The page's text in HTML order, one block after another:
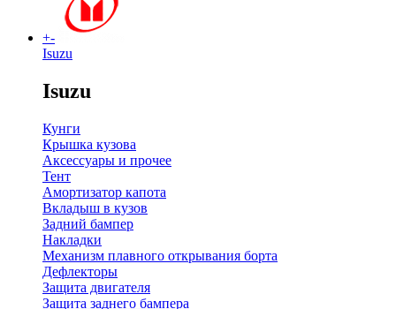
+-
Isuzu
Isuzu
Кунги
Крышка кузова
Аксессуары и прочее
Тент
Амортизатор капота
Вкладыш в кузов
Задний бампер
Накладки
Механизм плавного открывания борта
Дефлекторы
Защита двигателя
Защита заднего бампера